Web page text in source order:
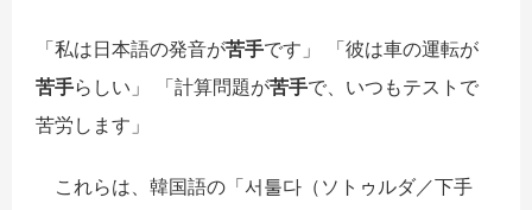
「私は日本語の発音が苦手です」 「彼は車の運転が
苦手らしい」 「計算問題が苦手で、いつもテストで
苦労します」
これらは、韓国語の「서툴다（ソトゥルダ／下手